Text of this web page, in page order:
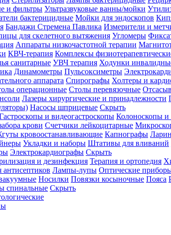
и фильтры Ультразвуковые ванны/мойки
бактерицидные Мойки для эндоскопов
Бандажи Стремена Павлика Измерители и
для скелетного вытяжения Угломеры
Аппараты низкочастотной терапии
КВЧ-терапия Комплексы
санитарные УВЧ терапия Ходунки
Динамометры Пульсоксиметры
аппарата Спирографы Холтеры и
операционные Столы перевязочные
Лазеры хирургические и принадлежности
Насосы шприцевые Скрыть
и видеогастроскопы Колоноскопы и
крови Счетчики лейкоцитарные
кровоостанавливающие Капнографы
Укладки и наборы Штативы для вливаний
Электрокардиографы Скрыть
и дезинфекция Терапия и ортопедия
антисептиков Лампы-лупы Оптические
Носилки Повязки косыночные Пояса
спинальные Скрыть